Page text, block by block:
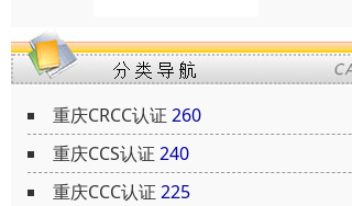
重庆CRCC认证 260
重庆CCS认证 240
重庆CCC认证 225